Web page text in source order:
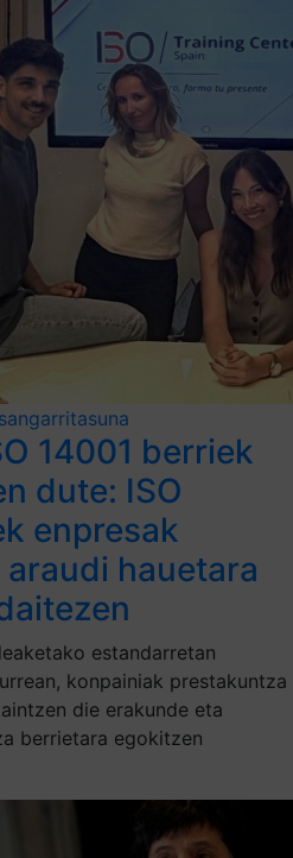
14001 berriek
dute: ISO
enpresak
hauetara
estandarretan
konpainiak prestakuntza
die erakunde eta
berrietara egokitzen